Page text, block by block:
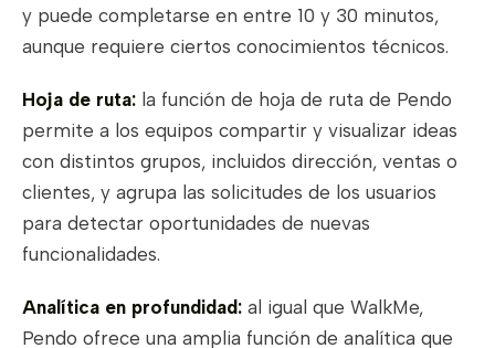
y puede completarse en entre 10 y 30 minutos,
aunque requiere ciertos conocimientos técnicos.
Hoja de ruta: la función de hoja de ruta de Pendo
permite a los equipos compartir y visualizar ideas
con distintos grupos, incluidos dirección, ventas o
clientes, y agrupa las solicitudes de los usuarios
para detectar oportunidades de nuevas
funcionalidades.
Analítica en profundidad: al igual que WalkMe,
Pendo ofrece una amplia función de analítica que